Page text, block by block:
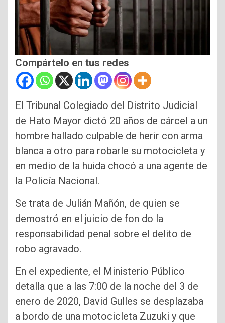
Compártelo en tus redes
El Tribunal Colegiado del Distrito Judicial
de Hato Mayor dictó 20 años de cárcel a un
hombre hallado culpable de herir con arma
blanca a otro para robarle su motocicleta y
en medio de la huida chocó a una agente de
la Policía Nacional.
Se trata de Julián Mañón, de quien se
demostró en el juicio de fon do la
responsabilidad penal sobre el delito de
robo agravado.
En el expediente, el Ministerio Público
detalla que a las 7:00 de la noche del 3 de
enero de 2020, David Gulles se desplazaba
a bordo de una motocicleta Zuzuki y que